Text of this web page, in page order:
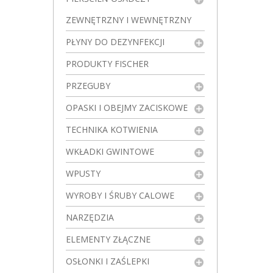
ZEWNĘTRZNY I WEWNĘTRZNY
PŁYNY DO DEZYNFEKCJI
PRODUKTY FISCHER
PRZEGUBY
OPASKI I OBEJMY ZACISKOWE
TECHNIKA KOTWIENIA
WKŁADKI GWINTOWE
WPUSTY
WYROBY I ŚRUBY CALOWE
NARZĘDZIA
ELEMENTY ZŁĄCZNE
OSŁONKI I ZAŚLEPKI